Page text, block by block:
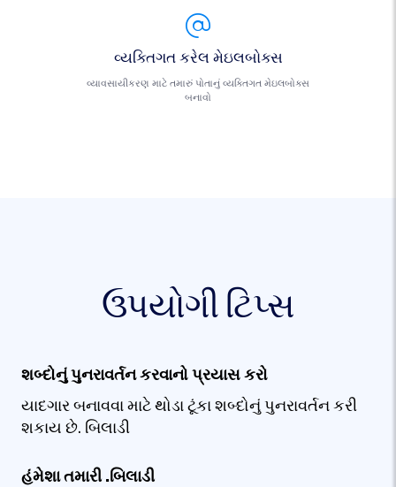
વ્યક્તિગત કરેલ મેઇલબોક્સ
વ્યાવસાયીકરણ માટે તમારું પોતાનું વ્યક્તિગત મેઇલબોક્સ
બનાવો
ઉપયોગી ટિપ્સ
શબ્દોનું પુનરાવર્તન કરવાનો પ્રયાસ કરો
યાદગાર બનાવવા માટે થોડા ટૂંકા શબ્દોનું પુનરાવર્તન કરી
શકાય છે. બિલાડી
હંમેશા તમારી .બિલાડી